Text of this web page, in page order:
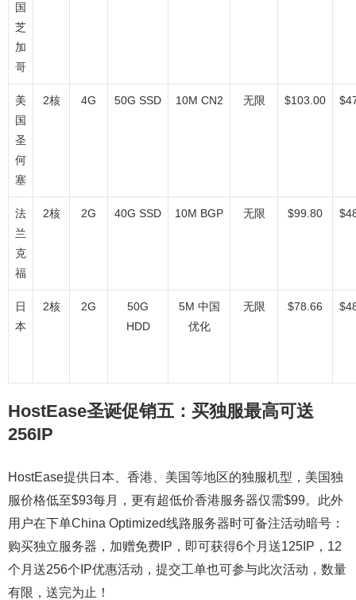
国
芝
加
哥
美
国
圣
何
塞
2核 4G 50G SSD 10M CN2 无限 $103.00
法
兰
克
福
2核 2G 40G SSD 10M BGP 无限 $99.80
日
本
2核 2G
50G
HDD
5M 中国
优化
无限 $78.66
HostEase圣诞促销五：买独服最高可送
256IP
HostEase提供日本、香港、美国等地区的独服机型，美国独
服价格低至$93每月，更有超低价香港服务器仅需$99。此外
用户在下单China Optimized线路服务器时可备注活动暗号：
购买独立服务器，加赠免费IP，即可获得6个月送125IP，12
个月送256个IP优惠活动，提交工单也可参与此次活动，数量
有限，送完为止！